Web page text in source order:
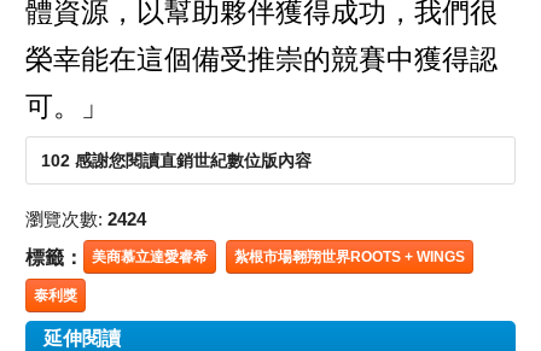
體資源，以幫助夥伴獲得成功，我們很
榮幸能在這個備受推崇的競賽中獲得認
可。」
102 感謝您閱讀直銷世紀數位版內容
瀏覽次數: 2424
標籤： 美商慕立達愛睿希 紮根市場翱翔世界ROOTS + WINGS
泰利獎
延伸閱讀